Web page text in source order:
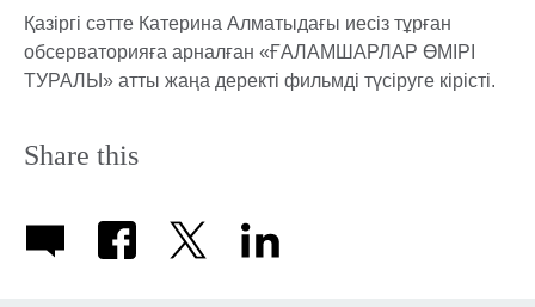
Қазіргі сәтте Катерина Алматыдағы иесіз тұрған
обсерваторияға арналған «ҒАЛАМШАРЛАР ӨМІРІ
ТУРАЛЫ» атты жаңа деректі фильмді түсіруге кірісті.
Share this